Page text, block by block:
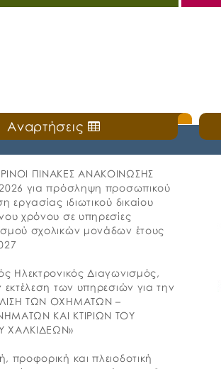
Αναρτήσεις
ΠΙΝΑΚΕΣ ΑΝΑΚΟΙΝΩΣΗΣ
για πρόσληψη προσωπικού
εργασίας ιδιωτικού δικαίου
χρόνου σε υπηρεσίες
σχολικών μονάδων έτους
Ηλεκτρονικός Διαγωνισμός,
εκτέλεση των υπηρεσιών για την
ΤΩΝ ΟΧΗΜΑΤΩΝ –
ΚΑΙ ΚΤΙΡΙΩΝ ΤΟΥ
ΧΑΛΚΙΔΕΩΝ»
προφορική και πλειοδοτική